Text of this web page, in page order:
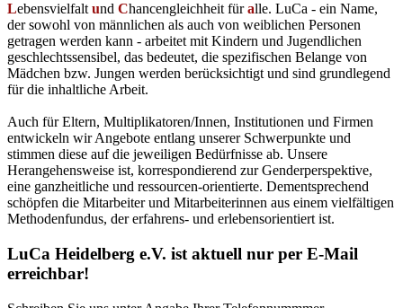
Lebensvielfalt und Chancengleichheit füralle. LuCa - ein Name,
der sowohl von männlichen als auch von weiblichen Personen
getragen werden kann - arbeitet mit Kindern und Jugendlichen
geschlechtssensibel, das bedeutet, die spezifischen Belange von
Mädchen bzw. Jungen werden berücksichtigt und sind grundlegend
für die inhaltliche Arbeit.
Auch für Eltern, Multiplikatoren/Innen, Institutionen und Firmen
entwickeln wir Angebote entlang unserer Schwerpunkte und
stimmen diese auf die jeweiligen Bedürfnisse ab. Unsere
Herangehensweise ist, korrespondierend zur Genderperspektive,
eine ganzheitliche und ressourcen-orientierte. Dementsprechend
schöpfen die Mitarbeiter und Mitarbeiterinnen aus einem vielfältigen
Methodenfundus, der erfahrens- und erlebensorientiert ist.
LuCa Heidelberg e.V. ist aktuell nur per E-Mail
erreichbar!